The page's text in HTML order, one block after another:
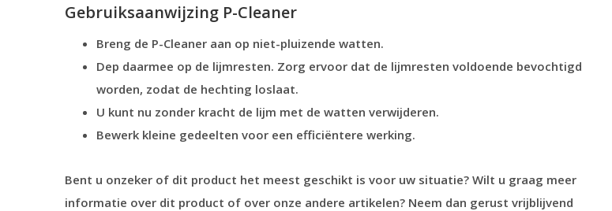
Gebruiksaanwijzing P-Cleaner
Breng de P-Cleaner aan op niet-pluizende watten.
Dep daarmee op de lijmresten. Zorg ervoor dat de lijmresten voldoende bevochtigd
worden, zodat de hechting loslaat.
U kunt nu zonder kracht de lijm met de watten verwijderen.
Bewerk kleine gedeelten voor een efficiëntere werking.
Bent u onzeker of dit product het meest geschikt is voor uw situatie? Wilt u graag meer
informatie over dit product of over onze andere artikelen? Neem dan gerust vrijblijvend